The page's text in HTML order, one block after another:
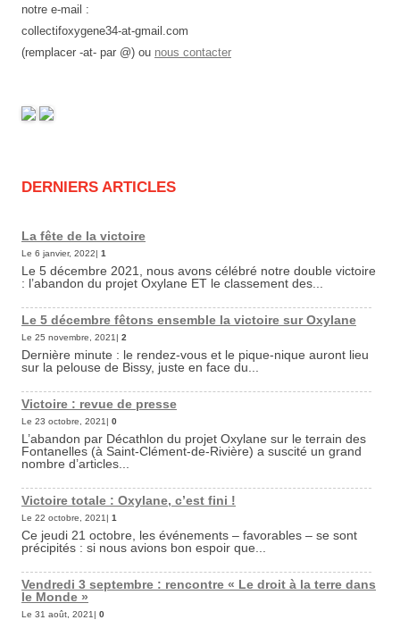
notre e-mail :
collectifoxygene34-at-gmail.com
(remplacer -at- par @) ou nous contacter
DERNIERS ARTICLES
La fête de la victoire
Le 6 janvier, 2022| 1
Le 5 décembre 2021, nous avons célébré notre double victoire
: l’abandon du projet Oxylane ET le classement des...
Le 5 décembre fêtons ensemble la victoire sur Oxylane
Le 25 novembre, 2021| 2
Dernière minute : le rendez-vous et le pique-nique auront lieu
sur la pelouse de Bissy, juste en face du...
Victoire : revue de presse
Le 23 octobre, 2021| 0
L’abandon par Décathlon du projet Oxylane sur le terrain des
Fontanelles (à Saint-Clément-de-Rivière) a suscité un grand
nombre d’articles...
Victoire totale : Oxylane, c’est fini !
Le 22 octobre, 2021| 1
Ce jeudi 21 octobre, les événements – favorables – se sont
précipités : si nous avions bon espoir que...
Vendredi 3 septembre : rencontre « Le droit à la terre dans
le Monde »
Le 31 août, 2021| 0